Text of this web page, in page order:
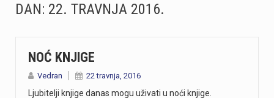
DAN: 22. TRAVNJA 2016.
NOĆ KNJIGE
Vedran 22 travnja, 2016
Ljubitelji knjige danas mogu uživati u noći knjige.